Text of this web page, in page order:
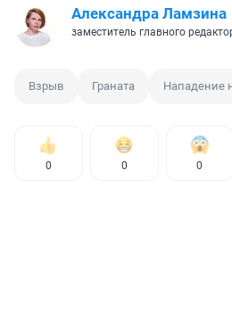
Александра Ламзина
заместитель главного
Взрыв Граната Нападение
0 0 0